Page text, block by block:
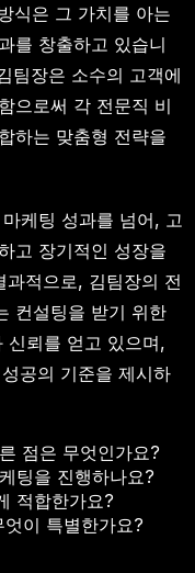
식은 그 가치를 아는
를 창출하고 있습니
팀장은 소수의 고객에
으로써 각 전문직 비
하는 맞춤형 전략을
케팅 성과를 넘어, 고
고 장기적인 성장을
적으로, 김팀장의 전
컨설팅을 받기 위한
신뢰를 얻고 있으며,
공의 기준을 제시하
점은 무엇인가요?
팅을 진행하나요?
적합한가요?
이 특별한가요?